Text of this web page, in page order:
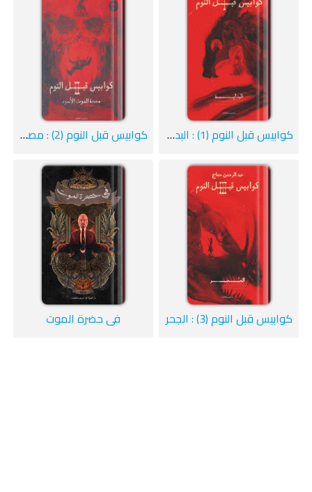
كوابيس قبل النوم (1) : البداية كوابيس قبل النوم (2) : مصحة الموت الأسود
كوابيس قبل النوم (3) : الجحر في حضرة الموت